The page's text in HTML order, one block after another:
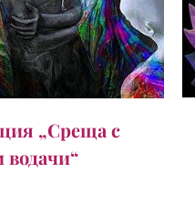
„Среща с
водачи“